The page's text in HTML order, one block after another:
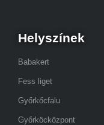
Helyszínek
Babakert
Fess liget
Győrkőcfalu
Győrköcközpont